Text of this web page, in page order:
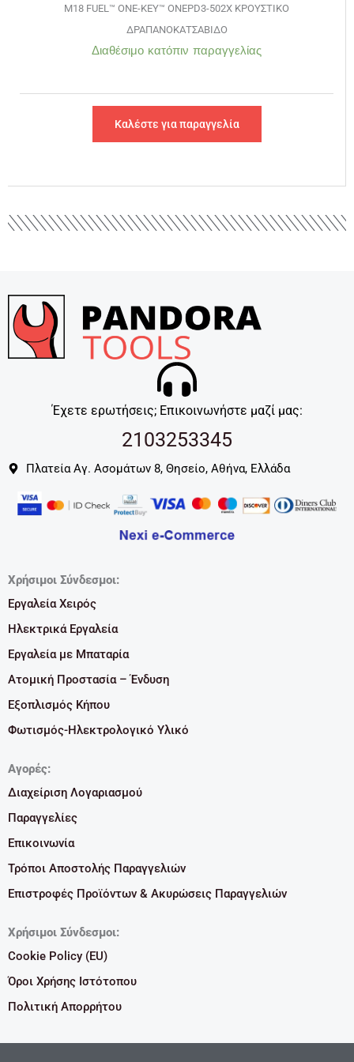
M18 FUEL™ ONE-KEY™ ONEPD3-502X ΚΡΟΥΣΤΙΚΟ
ΔΡΑΠΑΝΟΚΑΤΣΑΒΙΔΟ
Διαθέσιμο κατόπιν παραγγελίας
Καλέστε για παραγγελία
Έχετε ερωτήσεις; Επικοινωνήστε μαζί μας:
2103253345
Πλατεία Αγ. Ασομάτων 8, Θησείο, Αθήνα, Ελλάδα
Χρήσιμοι Σύνδεσμοι:
Εργαλεία Χειρός
Ηλεκτρικά Εργαλεία
Εργαλεία με Μπαταρία
Ατομική Προστασία – Ένδυση
Εξοπλισμός Κήπου
Φωτισμός-Ηλεκτρολογικό Υλικό
Αγορές:
Διαχείριση Λογαριασμού
Παραγγελίες
Επικοινωνία
Τρόποι Αποστολής Παραγγελιών
Επιστροφές Προϊόντων & Ακυρώσεις Παραγγελιών
Χρήσιμοι Σύνδεσμοι:
Cookie Policy (EU)
Όροι Χρήσης Ιστότοπου
Πολιτική Απορρήτου